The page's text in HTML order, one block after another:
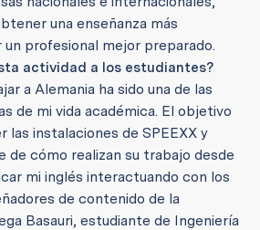
una enseñanza más
un profesional mejor preparado.
actividad a los estudiantes?
a Alemania ha sido una de las
de mi vida académica. El objetivo
las instalaciones de SPEEXX y
de cómo realizan su trabajo desde
mi inglés interactuando con los
de contenido de la
Basauri, estudiante de Ingeniería